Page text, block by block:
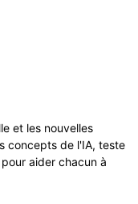
et les nouvelles
concepts de l'IA, teste
aider chacun à